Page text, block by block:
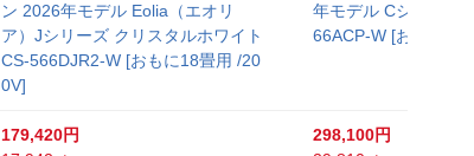
ン 2026年モデル Eolia（エオリ
ア）Jシリーズ クリスタルホワイト
CS-566DJR2-W [おもに18畳用 /20
0V]
179,420円
年モデル Cシリーズ
66ACP-W [おもに18
298,100円